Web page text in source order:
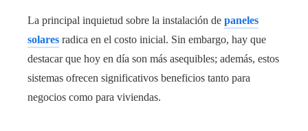
La principal inquietud sobre la instalación de paneles
solares radica en el costo inicial. Sin embargo, hay que
destacar que hoy en día son más asequibles; además, estos
sistemas ofrecen significativos beneficios tanto para
negocios como para viviendas.